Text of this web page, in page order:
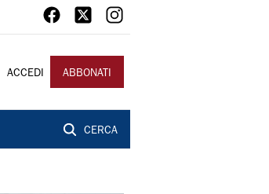
ACCEDI ABBONATI
CERCA